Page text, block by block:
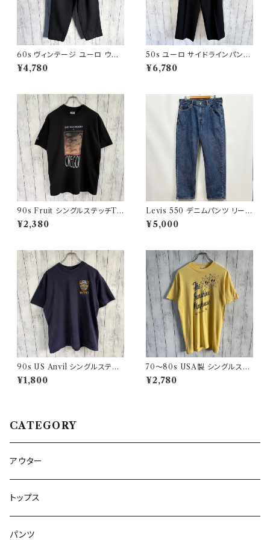
60s ヴィンテージ ユーロ ウー
ルパンツ スラックス ビンテージ
32
¥4,780
50s ユーロ サイドラインパンツ
ウールパンツ ワイドスラックドレ
スパンツ
¥6,780
90s Fruit シングルステッチTシ
ャツ プリントT
¥2,380
Levis 550 デニムパンツ リーバ
イス ワイドデニム 3
¥5,000
90s US Anvil シングルステッ
チTシャツ ニューヨーク警察 ヴ
ィンテージ
¥1,800
70〜80s USA製 シングルステ
ッチT ヴィンテージTシャツ
¥2,780
CATEGORY
アウター
トップス
パンツ